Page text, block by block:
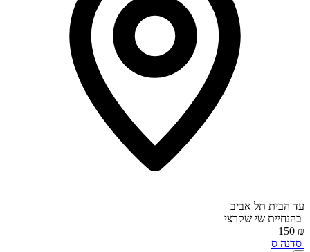
עד הבית תל אביב
בהנחיית שי שקרצי
₪ 150
סדנה ס